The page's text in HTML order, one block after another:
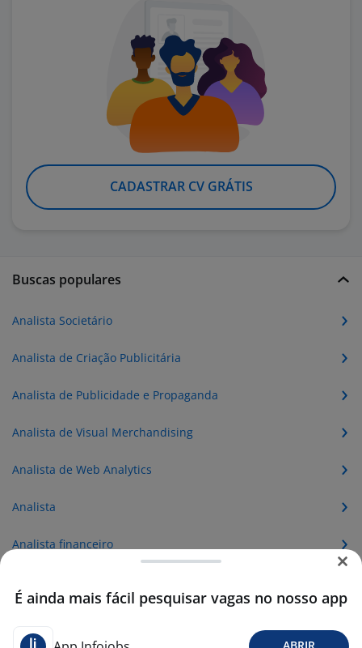
CADASTRAR CV GRÁTIS
Buscas populares
Analista Societário
Analista de Criação Publicitária
Analista de Publicidade e Propaganda
Analista de Visual Merchandising
Analista de Web Analytics
Analista
Analista financeiro
É ainda mais fácil pesquisar vagas no nosso app